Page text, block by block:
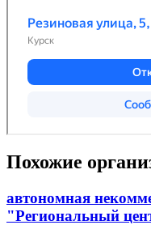
Похожие
автономная
"Региональный